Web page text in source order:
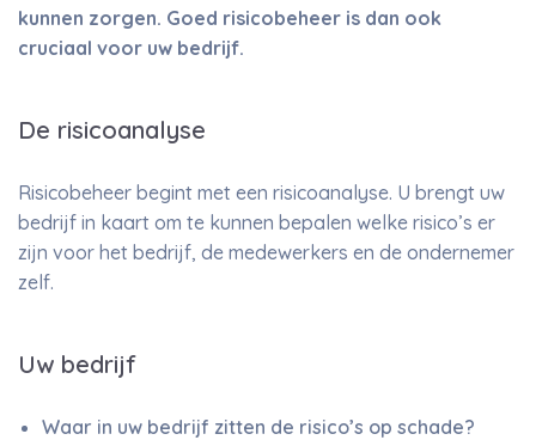
kunnen zorgen. Goed risicobeheer is dan ook
cruciaal voor uw bedrijf.
De risicoanalyse
Risicobeheer begint met een risicoanalyse. U brengt uw
bedrijf in kaart om te kunnen bepalen welke risico’s er
zijn voor het bedrijf, de medewerkers en de ondernemer
zelf.
Uw bedrijf
Waar in uw bedrijf zitten de risico’s op schade?